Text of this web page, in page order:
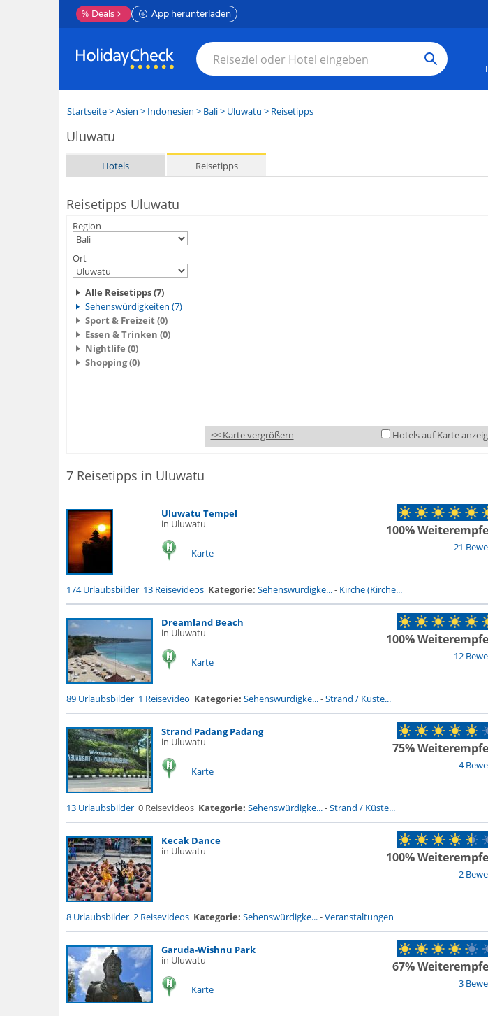
% Deals App herunterladen
Startseite>Asien > Indonesien > Bali> Uluwatu > Reisetipps
Uluwatu
Hotels Reisetipps
Reisetipps Uluwatu
Region
Ort
Alle Reisetipps (7)
Sehenswürdigkeiten (7)
Sport & Freizeit (0)
Essen & Trinken (0)
Nightlife (0)
Shopping (0)
<< Karte vergrößern Hotels auf Karte
7 Reisetipps in Uluwatu
Uluwatu Tempel
in Uluwatu
Karte 21
100%
174 Urlaubsbilder 13 Reisevideos Kategorie: Sehenswürdigke...- Kirche (Kirche...
Dreamland Beach
in Uluwatu
Karte 12
100%
89 Urlaubsbilder 1 Reisevideo Kategorie: Sehenswürdigke...-Strand / Küste...
Strand Padang Padang
in Uluwatu
Karte 4
75%
13 Urlaubsbilder 0 Reisevideos Kategorie: Sehenswürdigke...-Strand / Küste...
Kecak Dance
in Uluwatu
2
100%
8 Urlaubsbilder 2 Reisevideos Kategorie: Sehenswürdigke...-Veranstaltungen
Garuda-Wishnu Park
in Uluwatu
Karte 3
67%